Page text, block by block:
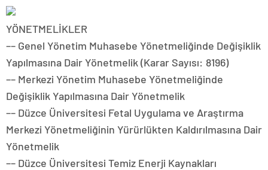
YÖNETMELİKLER
–– Genel Yönetim Muhasebe Yönetmeliğinde Değişiklik
Yapılmasına Dair Yönetmelik (Karar Sayısı: 8196)
–– Merkezi Yönetim Muhasebe Yönetmeliğinde
Değişiklik Yapılmasına Dair Yönetmelik
–– Düzce Üniversitesi Fetal Uygulama ve Araştırma
Merkezi Yönetmeliğinin Yürürlükten Kaldırılmasına Dair
Yönetmelik
–– Düzce Üniversitesi Temiz Enerji Kaynakları